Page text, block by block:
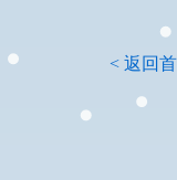
< 返回